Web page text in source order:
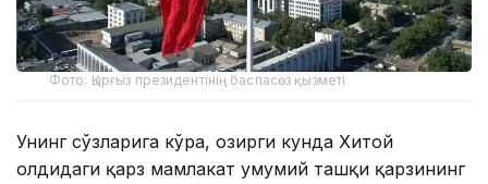
Фото: Қырғыз президентінің баспасөз қызметі
Унинг сўзларига кўра, ҳозирги кунда Хитой
олдидаги қарз мамлакат умумий ташқи қарзининг